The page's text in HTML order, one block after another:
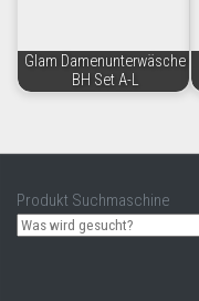
Glam Damenunterwäsche
BH Set A-L
Produkt Suchmaschine